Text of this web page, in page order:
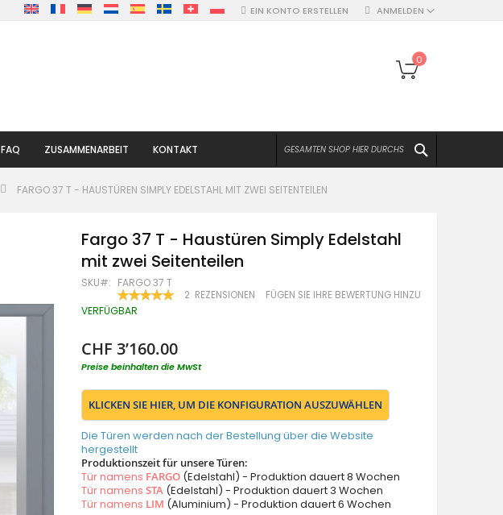
ANMELDEN
EIN KONTO ERSTELLEN
Mein
0
FAQ ZUSAMMENARBEIT KONTAKT
FARGO 37 T - HAUSTÜREN SIMPLY EDELSTAHL MIT ZWEI SEITENTEILEN
Fargo 37 T - Haustüren Simply Edelstahl
mit zwei Seitenteilen
SKU FARGO 37 T
BEWERTUNG:
100
% OF 100
2 REZENSIONEN FÜGEN SIE IHRE BEWERTUNG HINZU
VERFÜGBAR
CHF 3’160.00
Preise beinhalten die MwSt
KLICKEN SIE HIER, UM DIE KONFIGURATION AUSZUWÄHLEN
Die Türen werden nach der Bestellung über die Website
hergestellt
Produktionszeit für unsere Türen:
Tür namens FARGO (Edelstahl) - Produktion dauert 8 Wochen
Tür namensSTA (Edelstahl) - Produktion dauert 3 Wochen
Tür namens LIM (Aluminium) - Produktion dauert 6 Wochen